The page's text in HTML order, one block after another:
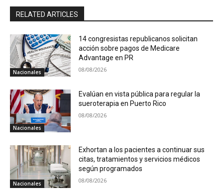
RELATED ARTICLES
Nacionales
14 congresistas republicanos solicitan
acción sobre pagos de Medicare
Advantage en PR
08/08/2026
Nacionales
Evalúan en vista pública para regular la
sueroterapia en Puerto Rico
08/08/2026
Nacionales
Exhortan a los pacientes a continuar sus
citas, tratamientos y servicios médicos
según programados
08/08/2026